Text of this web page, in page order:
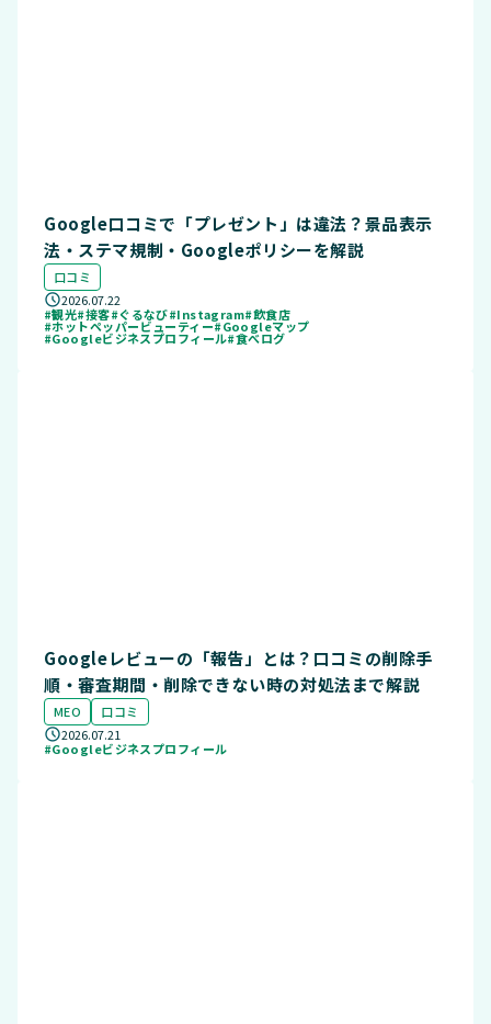
Google口コミで「プレゼント」は違法？景品表示
法・ステマ規制・Googleポリシーを解説
口コミ
2026.07.22
#観光#接客#ぐるなび#Instagram#飲食店
#ホットペッパービューティー#Googleマップ
#Googleビジネスプロフィール#食べログ
Googleレビューの「報告」とは？口コミの削除手
順・審査期間・削除できない時の対処法まで解説
MEO
口コミ
2026.07.21
#Googleビジネスプロフィール